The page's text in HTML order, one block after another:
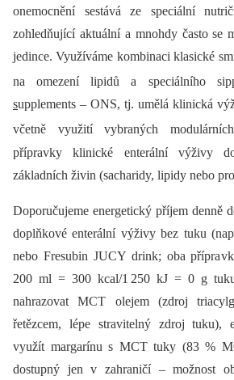
onemocnění sestává ze speciální
zohledňující aktuální a mnohdy často se
jedince. Využíváme kombinaci klasické
na omezení lipidů a speciálního
supplements –⁠ ONS, tj. umělá klinická
včetně využití vybraných
přípravky klinické enterální výživy
základních živin (sacharidy, lipidy nebo
Doporučujeme energetický příjem denně
doplňkové enterální výživy bez tuku
nebo Fresubin JUCY drink; oba
200 ml = 300 kcal/1 250 kJ = 0 g
nahrazovat MCT olejem (zdroj
řetězcem, lépe stravitelný zdroj tuku),
využít margarínu s MCT tuky (83 %
dostupný jen v zahraničí –⁠ možnost